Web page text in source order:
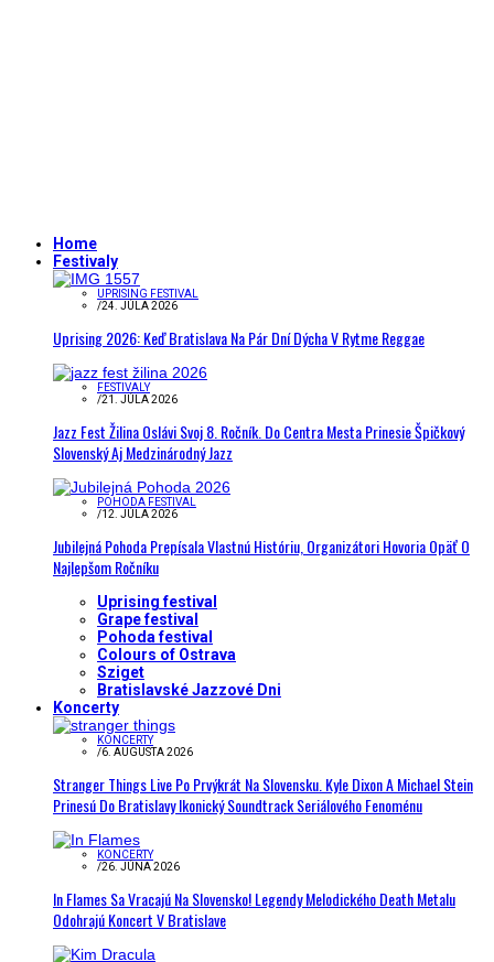
Home
Festivaly
UPRISING FESTIVAL
/24. JÚLA 2026
Uprising 2026: Keď Bratislava Na Pár Dní Dýcha V Rytme Reggae
FESTIVALY
/21. JÚLA 2026
Jazz Fest Žilina Oslávi Svoj 8. Ročník. Do Centra Mesta Prinesie Špičkový
Slovenský Aj Medzinárodný Jazz
POHODA FESTIVAL
/12. JÚLA 2026
Jubilejná Pohoda Prepísala Vlastnú Históriu, Organizátori Hovoria Opäť O
Najlepšom Ročníku
Uprising festival
Grape festival
Pohoda festival
Colours of Ostrava
Sziget
Bratislavské Jazzové Dni
Koncerty
KONCERTY
/6. AUGUSTA 2026
Stranger Things Live Po Prvýkrát Na Slovensku. Kyle Dixon A Michael Stein
Prinesú Do Bratislavy Ikonický Soundtrack Seriálového Fenoménu
KONCERTY
/26. JÚNA 2026
In Flames Sa Vracajú Na Slovensko! Legendy Melodického Death Metalu
Odohrajú Koncert V Bratislave